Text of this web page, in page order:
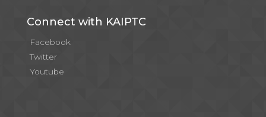
Connect with KAIPTC
Facebook
Twitter
Youtube